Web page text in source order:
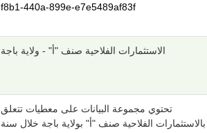
f8b1-440a-899e-e7e5489af83f
الاستثمارات الفلاحية صنف "أ" - ولاية باجة
تحتوي مجموعة البيانات على معطيات تتعلق
بالاستثمارات الفلاحية صنف "أ" بولاية باجة خلال سنة